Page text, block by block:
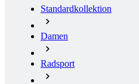
Radsport
Trikots Langarm
Damen Langarm
Black | Grösse: 5/XL